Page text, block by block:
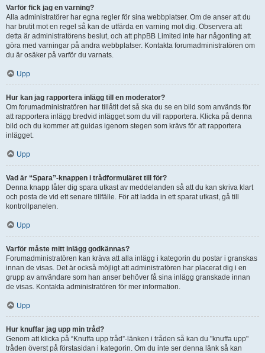
Varför fick jag en varning?
Alla administratörer har egna regler för sina webbplatser. Om de anser att du
har brutit mot en regel så kan de utfärda en varning mot dig. Observera att
detta är administratörens beslut, och att phpBB Limited inte har någonting att
göra med varningar på andra webbplatser. Kontakta forumadministratören om
du är osäker på varför du varnats.
Upp
Hur kan jag rapportera inlägg till en moderator?
Om forumadministratören har tillåtit det så ska du se en bild som används för
att rapportera inlägg bredvid inlägget som du vill rapportera. Klicka på denna
bild och du kommer att guidas igenom stegen som krävs för att rapportera
inlägget.
Upp
Vad är “Spara”-knappen i trådformuläret till för?
Denna knapp låter dig spara utkast av meddelanden så att du kan skriva klart
och posta de vid ett senare tillfälle. För att ladda in ett sparat utkast, gå till
kontrollpanelen.
Upp
Varför måste mitt inlägg godkännas?
Forumadministratören kan kräva att alla inlägg i kategorin du postar i granskas
innan de visas. Det är också möjligt att administratören har placerat dig i en
grupp av användare som han anser behöver få sina inlägg granskade innan
de visas. Kontakta administratören för mer information.
Upp
Hur knuffar jag upp min tråd?
Genom att klicka på “Knuffa upp tråd”-länken i tråden så kan du "knuffa upp"
tråden överst på förstasidan i kategorin. Om du inte ser denna länk så kan